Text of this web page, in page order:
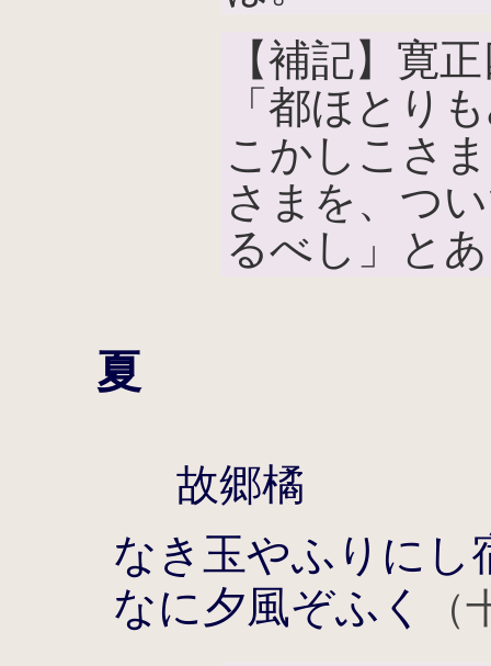
【補記】寛
「都ほとり
こかしこさ
さまを、つ
るべし」と
夏
故郷橘
なき玉やふりにし
なに夕風ぞふく